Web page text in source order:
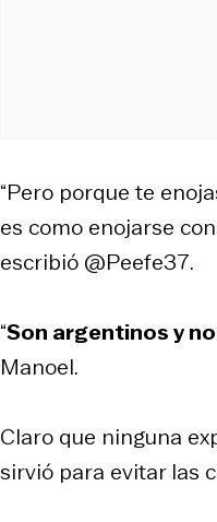
“Pero porque te
es como enojarse
escribió @Peefe37.
“Son argentinos y
Manoel.
Claro que ninguna
sirvió para evitar las